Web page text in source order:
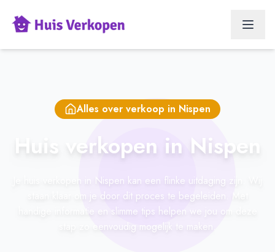
Alles over verkoop in Nispen
Huis verkopen in Nispen
Je huis verkopen in Nispen kan een flinke uitdaging zijn. Wij
staan klaar om je door dit proces te begeleiden. Met
handige informatie en slimme tips helpen we jou om deze
stap zo eenvoudig mogelijk te maken.